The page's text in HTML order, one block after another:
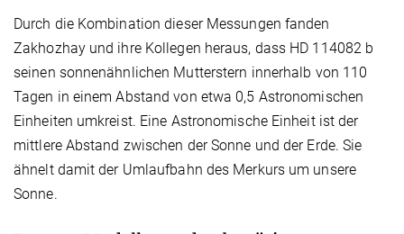
Durch die Kombination dieser Messungen fanden
Zakhozhay und ihre Kollegen heraus, dass HD 114082 b
seinen sonnenähnlichen Mutterstern innerhalb von 110
Tagen in einem Abstand von etwa 0,5 Astronomischen
Einheiten umkreist. Eine Astronomische Einheit ist der
mittlere Abstand zwischen der Sonne und der Erde. Sie
ähnelt damit der Umlaufbahn des Merkurs um unsere
Sonne.